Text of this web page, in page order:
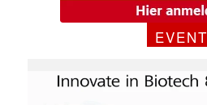
EVENT